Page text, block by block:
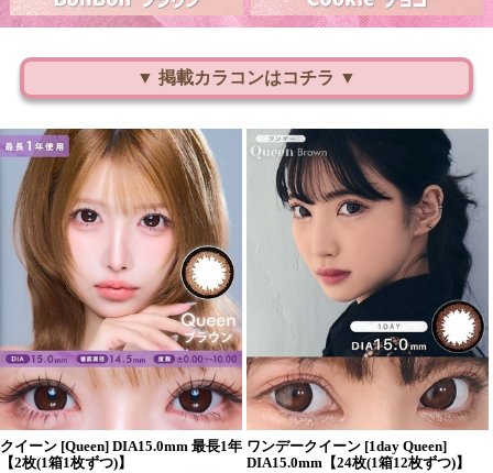
▼ 掲載カラコンはコチラ ▼
クイーン [Queen] DIA15.0mm 最長1年
【2枚(1箱1枚ずつ)】
ワンデークイーン [1day Queen]
DIA15.0mm【24枚(1箱12枚ずつ)】